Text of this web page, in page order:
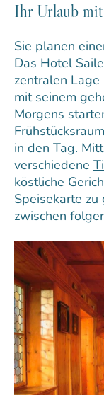
Ihr Urlaub
Sie planen
Das Hotel
zentralen
mit seinem
Morgens
in den Tag.
verschiedene
köstliche
Speisekarte
zwischen